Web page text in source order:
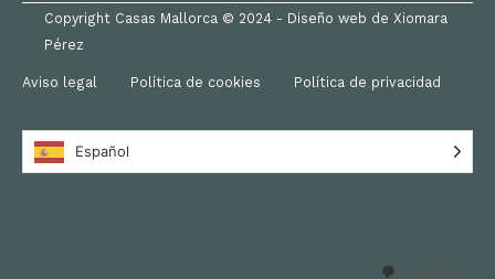
Copyright Casas Mallorca © 2024 - Diseño web de Xiomara
Pérez
Aviso legal Política de cookies Política de privacidad
Español